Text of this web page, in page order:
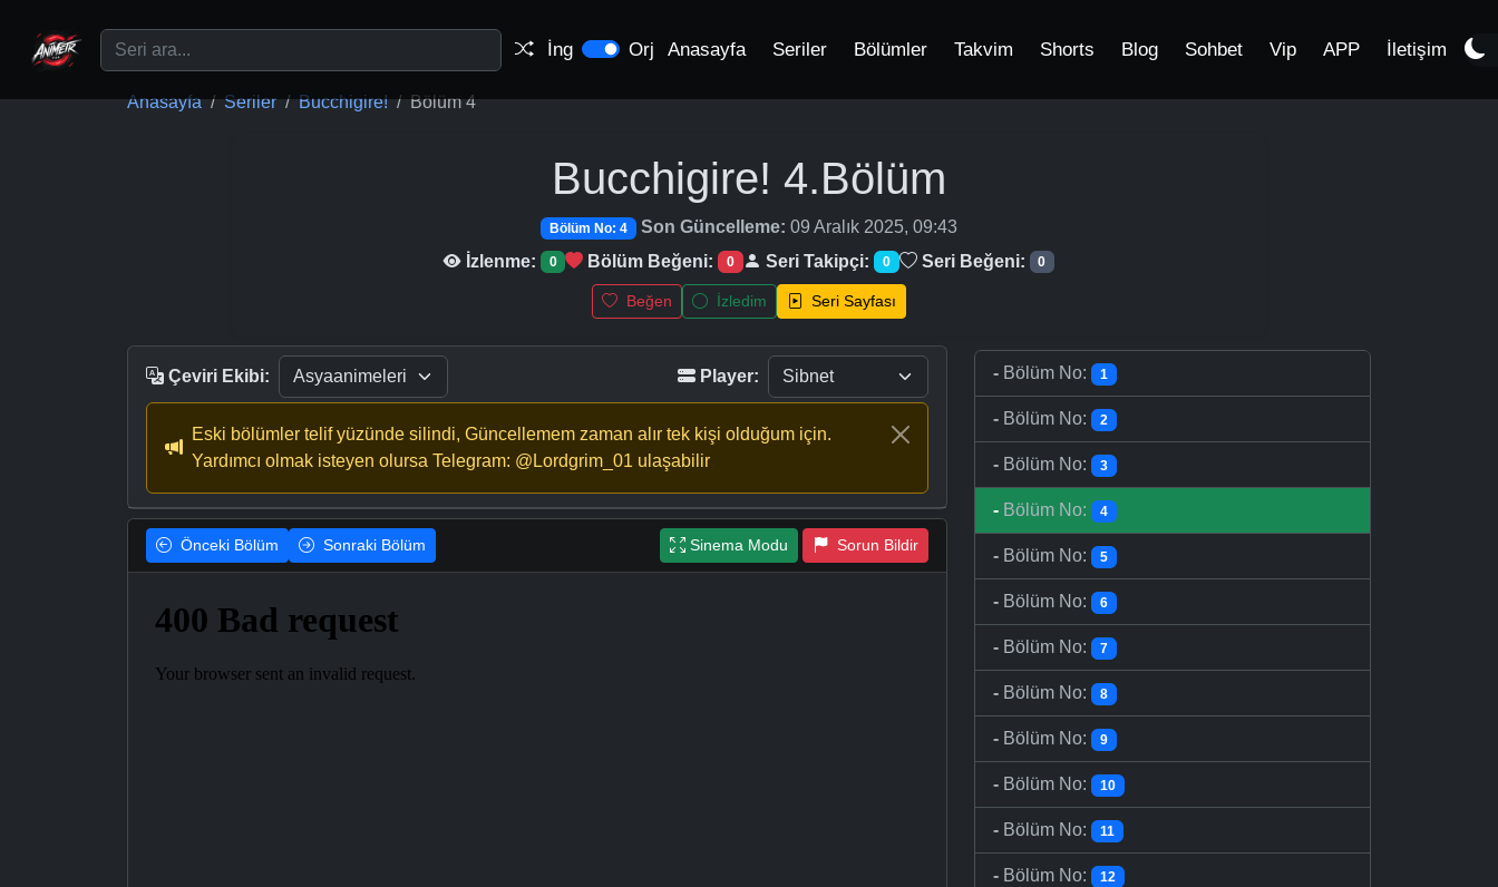
İng Orj Anasayfa Seriler Bölümler Takvim Shorts Blog Sohbet Vip APP İletişim
Anasayfa Seriler Bucchigire! Bölüm 4
Bucchigire! 4.Bölüm
Bölüm No: 4 Son Güncelleme: 09 Aralık 2025, 09:43
İzlenme:
0 Bölüm Beğeni: 0 Seri Takipçi: 0 Seri Beğeni: 0
Beğen İzledim Seri Sayfası
Çeviri Ekibi: Player:
Eski bölümler telif yüzünde silindi, Güncellemem zaman alır tek kişi olduğum için.
Yardımcı olmak isteyen olursa Telegram: @Lordgrim_01 ulaşabilir
Önceki Bölüm Sonraki Bölüm Sinema Modu Sorun Bildir
- Bölüm No: 1
- Bölüm No: 2
- Bölüm No: 3
- Bölüm No: 4
- Bölüm No: 5
- Bölüm No: 6
- Bölüm No: 7
- Bölüm No: 8
- Bölüm No: 9
- Bölüm No: 10
- Bölüm No: 11
- Bölüm No: 12